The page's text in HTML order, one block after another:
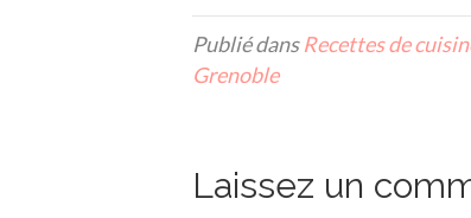
Publié dansRecettes de
Grenoble
Laissez un